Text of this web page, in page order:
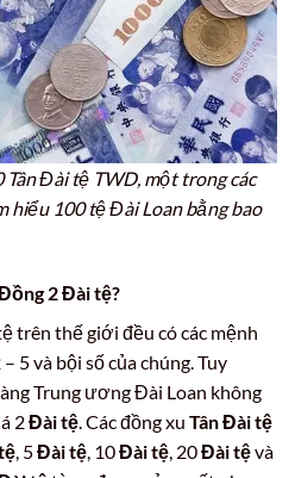
Đài tệ TWD, một trong các
hiểu 100 tệ Đài Loan bằng bao
2 Đài tệ?
trên thế giới đều có các mệnh
5 và bội số của chúng. Tuy
Trung ương Đài Loan không
2Đài tệ. Các đồng xu Tân Đài tệ
, 5Đài tệ, 10Đài tệ, 20Đài tệvà